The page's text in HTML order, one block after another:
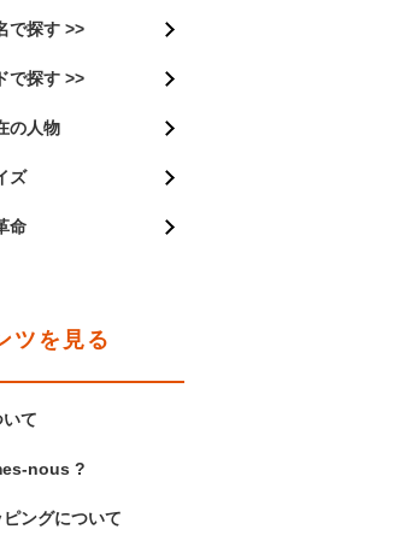
で探す >>
で探す >>
の人物
ズ
命
ツを見る
て
nous ?
ングについて